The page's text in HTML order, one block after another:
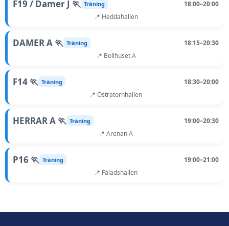
F19 / Damer J 🏃 Träning
18:00–20:00
📍 Heddahallen
DAMER A 🏃 Träning
18:15–20:30
📍 Bollhuset A
F14 🏃 Träning
18:30–20:00
📍 Östratornhallen
HERRAR A 🏃 Träning
19:00–20:30
📍 Arenan A
P16 🏃 Träning
19:00–21:00
📍 Fäladshallen